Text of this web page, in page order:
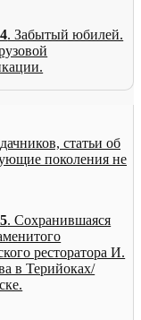
. Забытый юбилей.
статьи об
поколения не
. Сохранившаяся
ресторатора И.
в Терийоках/